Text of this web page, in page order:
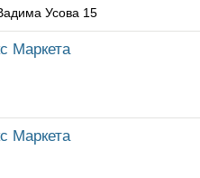
Усова 15
Маркета
Маркета